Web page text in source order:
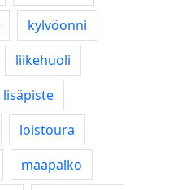
kylvöonni
liikehuoli
lisäpiste
loistoura
maapalko